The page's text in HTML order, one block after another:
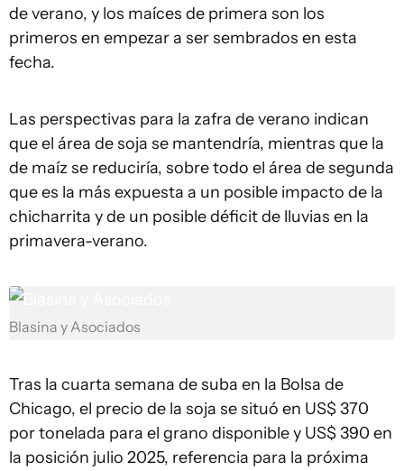
de verano, y los maíces de primera son los
primeros en empezar a ser sembrados en esta
fecha.
Las perspectivas para la zafra de verano indican
que el área de soja se mantendría, mientras que la
de maíz se reduciría, sobre todo el área de segunda
que es la más expuesta a un posible impacto de la
chicharrita y de un posible déficit de lluvias en la
primavera-verano.
Blasina y Asociados
Tras la cuarta semana de suba en la Bolsa de
Chicago, el precio de la soja se situó en US$ 370
por tonelada para el grano disponible y US$ 390 en
la posición julio 2025, referencia para la próxima